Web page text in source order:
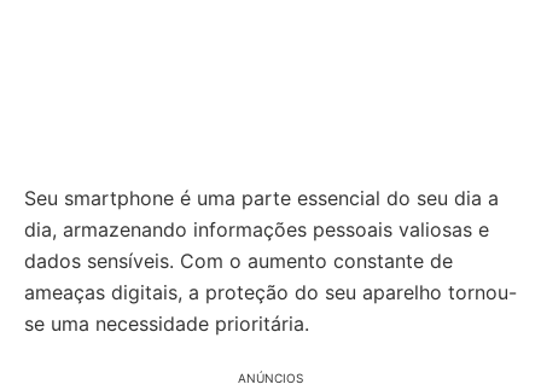
Seu smartphone é uma parte essencial do seu dia a
dia, armazenando informações pessoais valiosas e
dados sensíveis. Com o aumento constante de
ameaças digitais, a proteção do seu aparelho tornou-
se uma necessidade prioritária.
ANÚNCIOS